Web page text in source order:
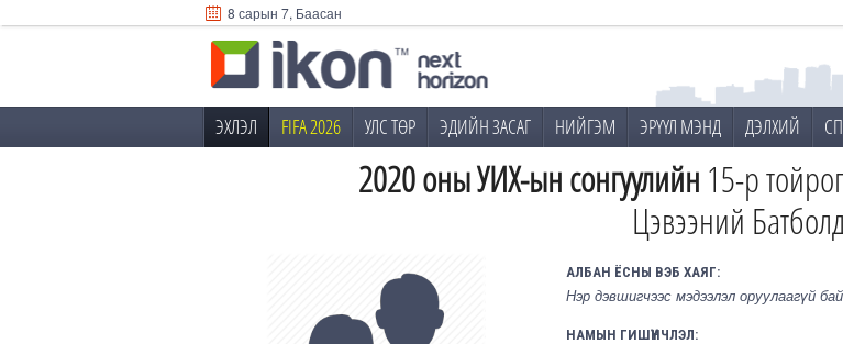
8 сарын 7, Баасан
ЭХЛЭЛ FIFA 2026 УЛС ТӨР ЭДИЙН ЗАСАГ НИЙГЭМ ЭРҮҮЛ МЭНД ДЭЛХИЙ
2020 оны УИХ-ын сонгуулийн 15-р
Цэвээний
АЛБАН ЁСНЫ ВЭБ ХАЯГ:
Нэр дэвшигчээс мэдээлэл оруулаагүй
НАМЫН ГИШҮҮНЧЛЭЛ: